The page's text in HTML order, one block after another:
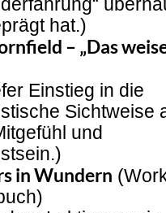
hat.)
– „Das
Einstieg in die
Sichtweise
und
in Wundern